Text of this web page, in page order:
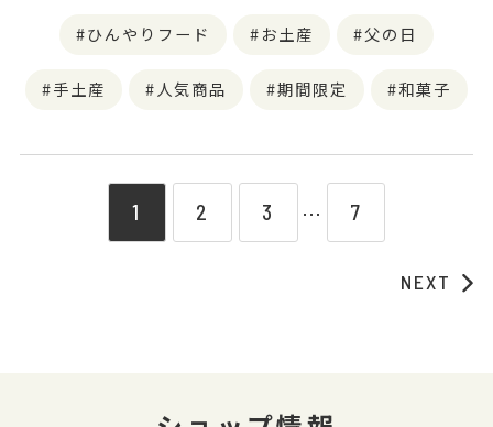
ひんやりフード お土産 父の日
手土産 人気商品 期間限定 和菓子
1 2 3 ⋯ 7
NEXT